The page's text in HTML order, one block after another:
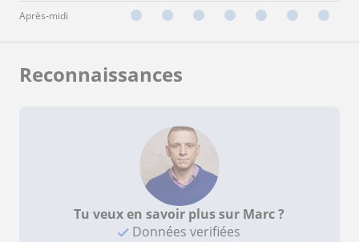
Après-midi
Reconnaissances
Tu veux en savoir plus sur Marc ?
Données verifiées